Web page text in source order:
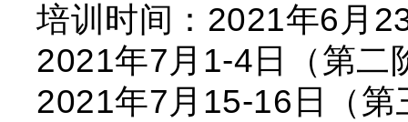
培训时间：2021年6月
2021年7月1-4日（第二
2021年7月15-16日（第